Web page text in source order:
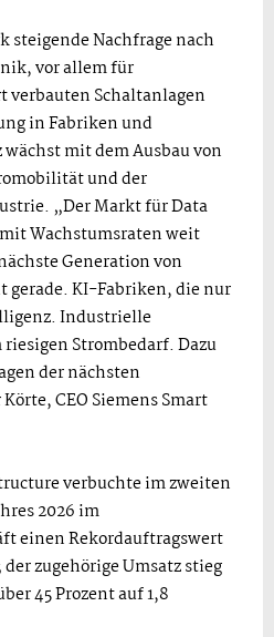
Nachfrage nach
vor allem für
verbauten Schaltanlagen
in Fabriken und
mit dem Ausbau von
und der
„Der Markt für Data
Wachstumsraten weit
Generation von
gerade. KI-Fabriken, die nur
Industrielle
Strombedarf. Dazu
der nächsten
CEO Siemens Smart
verbuchte im zweiten
2026 im
einen Rekordauftragswert
zugehörige Umsatz stieg
45 Prozent auf 1,8